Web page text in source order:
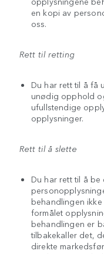
en kopi av
oss.
Rett til retting
Du har rett til å få
unødig opphold
ufullstendige
opplysninger.
Rett til å slette
Du har rett til å
behandlingen
formålet
behandlingen er
tilbakekaller det,
direkte